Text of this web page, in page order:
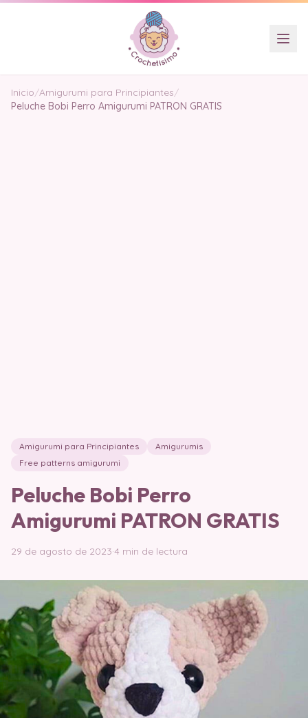
Inicio/Amigurumi para Principiantes/
Peluche Bobi Perro Amigurumi PATRON GRATIS
Amigurumi para Principiantes
Amigurumis
Free patterns amigurumi
Peluche Bobi Perro
Amigurumi PATRON GRATIS
29 de agosto de 2023·4 min de lectura